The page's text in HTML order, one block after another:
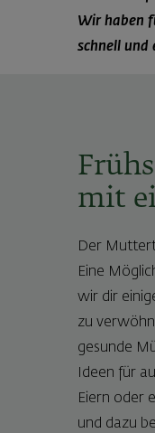
Wir haben
schnell und
mit
Der
Eine
wir dir
zu
gesunde
Ideen für
Eiern oder
und dazu